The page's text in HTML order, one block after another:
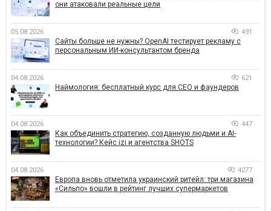
они атаковали реальные цели
05.08.2026 491
Сайты больше не нужны? OpenAI тестирует рекламу с
персональным ИИ-консультантом бренда
04.08.2026 621
Наймология: бесплатный курс для CEO и фаундеров
04.08.2026 447
Как объединить стратегию, созданную людьми и AI-
технологии? Кейс izi и агентства SHOTS
04.08.2026 4277
Европа вновь отметила украинский ритейл: три магазина
«Сильпо» вошли в рейтинг лучших супермаркетов